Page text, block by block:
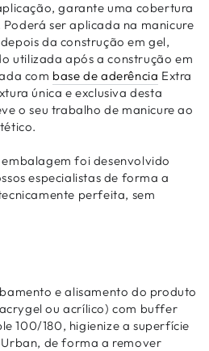
garante uma cobertura
ser aplicada na manicure
da construção em gel,
utilizada após a construção em
com base de aderência Extra
única e exclusiva desta
o seu trabalho de manicure ao
foi desenvolvido
especialistas de forma a
perfeita, sem
e alisamento do produto
ou acrílico) com buffer
100/180, higienize a superfície
de forma a remover